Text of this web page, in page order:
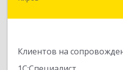
Клиентов на